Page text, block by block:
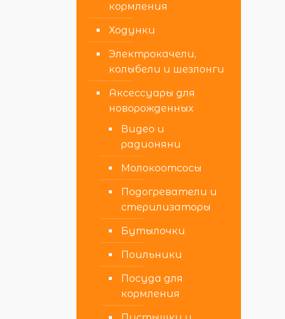
кормления
Ходунки
Электрокачели,
колыбели и шезлонги
Аксессуары для
новорожденных
Видео и
радионяни
Молокоотсосы
Подогреватели и
стерилизаторы
Бутылочки
Поильники
Посуда для
кормления